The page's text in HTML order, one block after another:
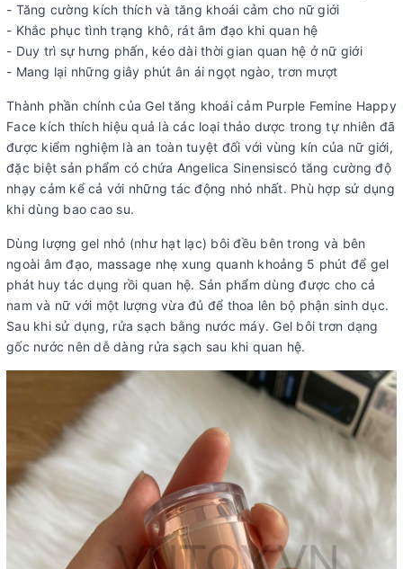
- Tăng cường kích thích và tăng khoái cảm cho nữ giới
- Khắc phục tình trạng khô, rát âm đạo khi quan hệ
- Duy trì sự hưng phấn, kéo dài thời gian quan hệ ở nữ giới
- Mang lại những giây phút ân ái ngọt ngào, trơn mượt
Thành phần chính của Gel tăng khoái cảm Purple Femine Happy
Face kích thích hiệu quả là các loại thảo dược trong tự nhiên đã
được kiểm nghiệm là an toàn tuyệt đối với vùng kín của nữ giới,
đặc biệt sản phẩm có chứa Angelica Sinensiscó tăng cường độ
nhạy cảm kể cả với những tác động nhỏ nhất. Phù hợp sử dụng
khi dùng bao cao su.
Dùng lượng gel nhỏ (như hạt lạc) bôi đều bên trong và bên
ngoài âm đạo, massage nhẹ xung quanh khoảng 5 phút để gel
phát huy tác dụng rồi quan hệ. Sản phẩm dùng được cho cả
nam và nữ với một lượng vừa đủ để thoa lên bộ phận sinh dục.
Sau khi sử dụng, rửa sạch bằng nước máy. Gel bôi trơn dạng
gốc nước nên dễ dàng rửa sạch sau khi quan hệ.